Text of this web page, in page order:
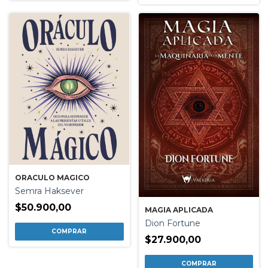
ORACULO MAGICO
Semra Haksever
$50.900,00 MAGIA APLICADA
Dion Fortune
$27.900,00